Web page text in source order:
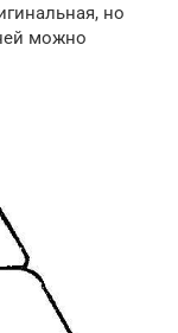
но
можно